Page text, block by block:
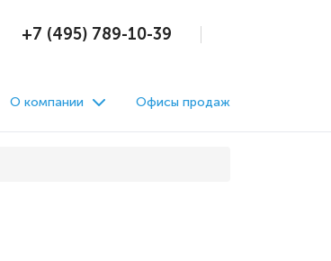
+7 (495) 789-10-39
О компании Офисы продаж